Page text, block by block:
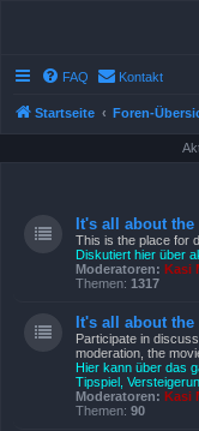
FAQ Kontakt
Startseite Foren-
It's all about
This is the place for
Diskutiert hier über
Moderatoren: Kasi
Themen: 1317
It's all about the
Participate in
moderation, the
Hier kann über das
Tipspiel,
Moderatoren: Kasi
Themen: 90